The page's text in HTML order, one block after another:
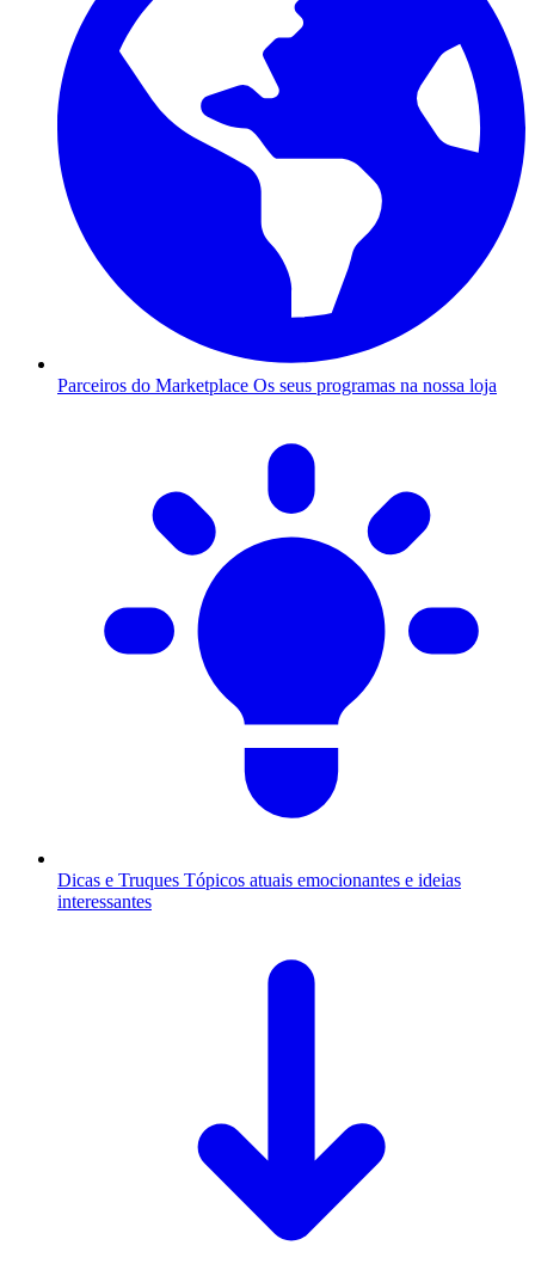
Parceiros do Marketplace Os seus programas na nossa loja
Dicas e Truques Tópicos atuais emocionantes e ideias
interessantes